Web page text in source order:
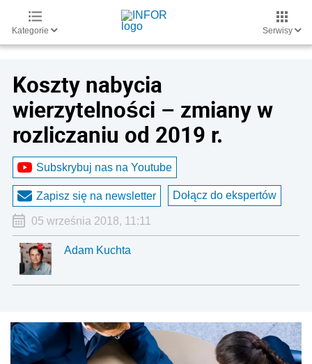
Kategorie Serwisy
Koszty nabycia
wierzytelności – zmiany w
rozliczaniu od 2019 r.
Subskrybuj nas na Youtube
Zapisz się na newsletter Dołącz do ekspertów
05 września 2018, 11:11
Adam Kuchta